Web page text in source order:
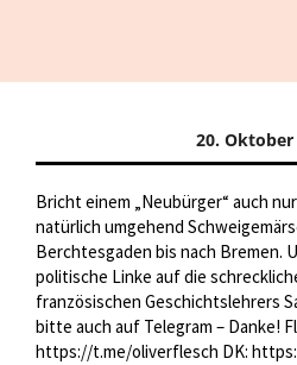
20. Oktober
Bricht einem „Neubürger“ auch
natürlich umgehend
Berchtesgaden bis nach Bremen.
politische Linke auf die
französischen Geschichtslehrers
bitte auch auf Telegram – Danke!
https://t.me/oliverflesch DK: